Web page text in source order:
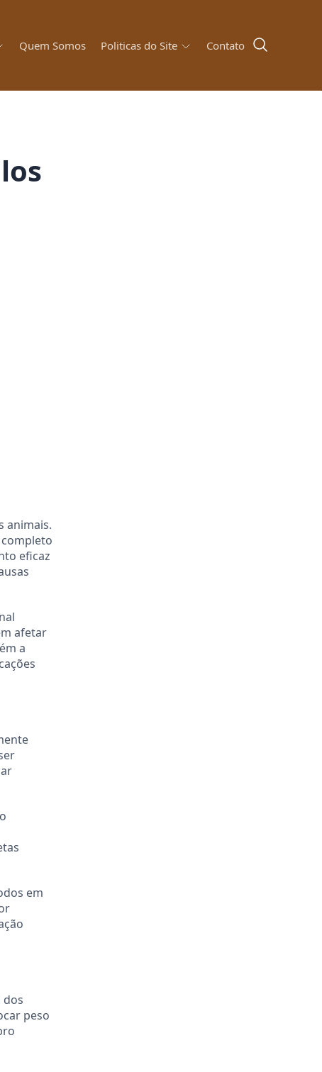
Quem Somos Politicas do Site Contato
animais.
eficaz
afetar
a
em
dos
peso